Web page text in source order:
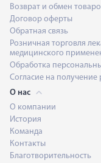
Возврат и обмен
Договор оферты
Обратная связь
Розничная торговля
медицинского
Обработка
Согласие на
О нас
О компании
История
Команда
Контакты
Благотворительность